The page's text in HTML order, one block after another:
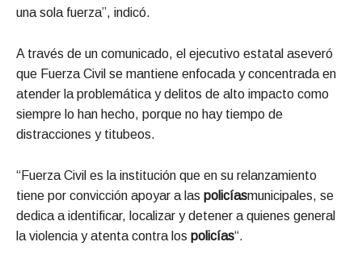
una sola fuerza”, indicó.
A través de un comunicado, el ejecutivo estatal aseveró
que Fuerza Civil se mantiene enfocada y concentrada en
atender la problemática y delitos de alto impacto como
siempre lo han hecho, porque no hay tiempo de
distracciones y titubeos.
“Fuerza Civil es la institución que en su relanzamiento
tiene por convicción apoyar a las policíasmunicipales, se
dedica a identificar, localizar y detener a quienes general
la violencia y atenta contra los policías“.